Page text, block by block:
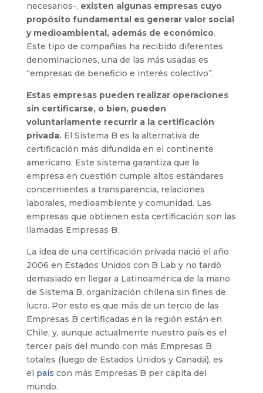
necesarios-, existen algunas empresas cuyo
propósito fundamental es generar valor social
y medioambiental, además de económico.
Este tipo de compañías ha recibido diferentes
denominaciones, una de las más usadas es
“empresas de beneficio e interés colectivo”.
Estas empresas pueden realizar operaciones
sin certificarse, o bien, pueden
voluntariamente recurrir a la certificación
privada.El Sistema B es la alternativa de
certificación más difundida en el continente
americano. Este sistema garantiza que la
empresa en cuestión cumple altos estándares
concernientes a transparencia, relaciones
laborales, medioambiente y comunidad. Las
empresas que obtienen esta certificación son las
llamadas Empresas B.
La idea de una certificación privada nació el año
2006 en Estados Unidos con B Lab y no tardó
demasiado en llegar a Latinoamérica de la mano
de Sistema B, organización chilena sin fines de
lucro. Por esto es que más de un tercio de las
Empresas B certificadas en la región están en
Chile, y, aunque actualmente nuestro país es el
tercer país del mundo con más Empresas B
totales (luego de Estados Unidos y Canadá), es
el país con más Empresas B per cápita del
mundo.